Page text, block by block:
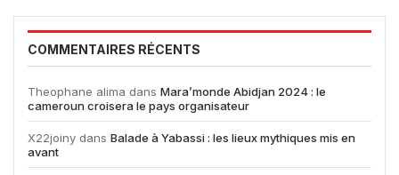
COMMENTAIRES RÉCENTS
Theophane alima dans Mara’monde Abidjan 2024 : le
cameroun croisera le pays organisateur
X22joiny dans Balade à Yabassi : les lieux mythiques mis en
avant